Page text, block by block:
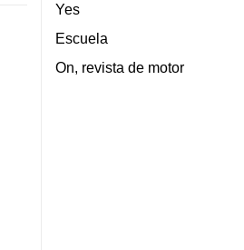
Yes
Escuela
On, revista de motor